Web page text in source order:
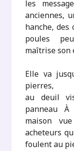
les
anciennes,
hanche, des
poules
maîtrise son
Elle va
pierres,
au deuil
panneau À
maison
acheteurs
foulent au